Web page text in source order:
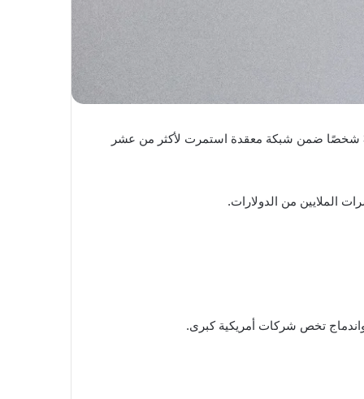
الداخلي خلال السنوات الأخيرة، بعد توجيه اتهامات إلى 30 شخصًا ضمن شبكة معقدة استمرت لأكثر من عشر
الملايين من الدولارات.
تخص شركات أمريكية كبرى.